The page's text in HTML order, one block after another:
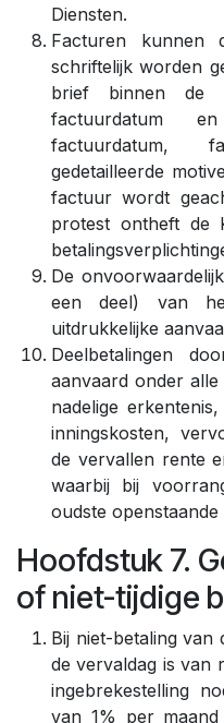
Diensten.
Facturen kunnen
schriftelijk worden
brief binnen de
factuurdatum
factuurdatum,
gedetailleerde
factuur wordt
protest ontheft de
De
een deel) van
uitdrukkelijke
Deelbetalingen
aanvaard onder
nadelige
inningskosten,
de vervallen rente
waarbij bij
oudste
Hoofdstuk 7.
of niet-tijdige
Bij niet-betaling van
de vervaldag is van
ingebrekestelling
van 1% per